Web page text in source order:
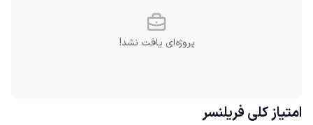
پروژه‌ای یافت نشد!
امتیاز کلی فریلنسر